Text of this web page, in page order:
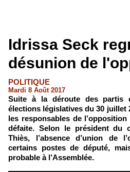
Idrissa Seck
désunion de
POLITIQUE
Mardi 8 Août 2017
Suite à la déroute des partis
élections législatives du 30 juillet
les responsables de l’opposition
défaite. Selon le président du
Thiès, l’absence d’union de
certains postes de député,
probable à l’Assemblée.